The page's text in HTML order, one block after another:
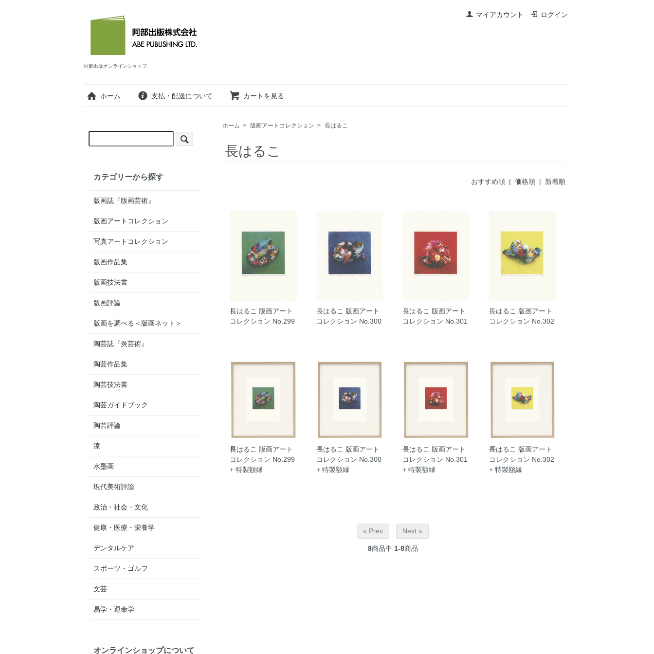
マイアカウント ログイン
阿部出版オンラインショップ
ホーム 支払・配送について カートを見る
ホーム > 版画アートコレクション > 長はるこ
長はるこ
おすすめ順 | 価格順 | 新着順
長はるこ 版画アート
コレクション No.299
長はるこ 版画アート
コレクション No.300
長はるこ 版画アート
コレクション No.301
長はるこ 版画アート
コレクション No.302
長はるこ 版画アート
コレクション No.299
+ 特製額縁
長はるこ 版画アート
コレクション No.300
+ 特製額縁
長はるこ 版画アート
コレクション No.301
+ 特製額縁
長はるこ 版画アート
コレクション No.302
+ 特製額縁
« Prev Next »
8商品中 1-8商品
カテゴリーから探す
版画誌『版画芸術』
版画アートコレクション
写真アートコレクション
版画作品集
版画技法書
版画評論
版画を調べる＜版画ネット＞
陶芸誌『炎芸術』
陶芸作品集
陶芸技法書
陶芸ガイドブック
陶芸評論
漆
水墨画
現代美術評論
政治・社会・文化
健康・医療・栄養学
デンタルケア
スポーツ・ゴルフ
文芸
易学・運命学
オンラインショップについて